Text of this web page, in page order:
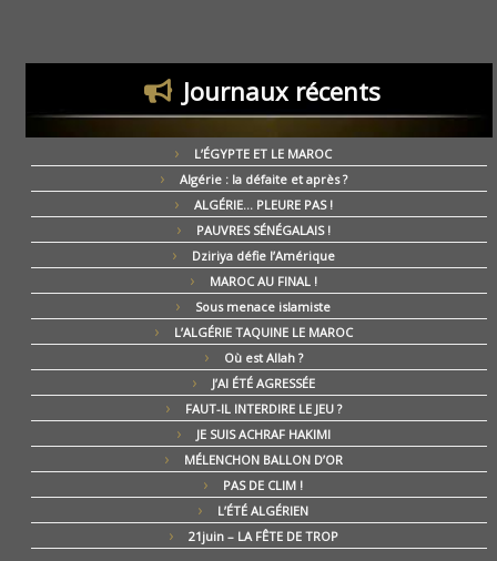
Journaux récents
L’ÉGYPTE ET LE MAROC
Algérie : la défaite et après ?
ALGÉRIE… PLEURE PAS !
PAUVRES SÉNÉGALAIS !
Dziriya défie l’Amérique
MAROC AU FINAL !
Sous menace islamiste
L’ALGÉRIE TAQUINE LE MAROC
Où est Allah ?
J’AI ÉTÉ AGRESSÉE
FAUT-IL INTERDIRE LE JEU ?
JE SUIS ACHRAF HAKIMI
MÉLENCHON BALLON D’OR
PAS DE CLIM !
L’ÉTÉ ALGÉRIEN
21juin – LA FÊTE DE TROP